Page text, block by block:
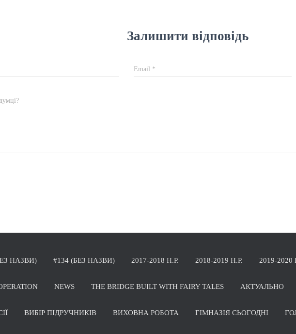
Залишити відповідь
Email *
НАЗВИ) #134 (БЕЗ НАЗВИ) 2017-2018 Н.Р. 2018-2019 Н.Р. 2019-2020
NEWS THE BRIDGE BUILT WITH FAIRY TALES АКТУАЛЬНО
ВИБІР ПІДРУЧНИКІВ ВИХОВНА РОБОТА ГІМНАЗІЯ СЬОГОДНІ